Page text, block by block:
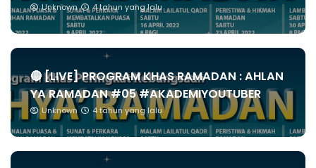
Unknown 4 tahun yang lalu
🔴 [LIVE] PROGRAM KHAS RAMADAN : AHLAN
YA RAMADAN #05 #AKADEMIYOUTUBER
Unknown 4 tahun yang lalu